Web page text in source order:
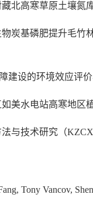
高寒草原土壤氮
炭基磷肥提升毛竹
设的环境效应评
美水电站高寒地区
与技术研究（
Tony Vancov,